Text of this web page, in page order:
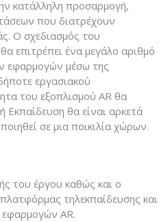
κατάλληλη προσαρμογή,
που διατρέχουν
Ο σχεδιασμός του
επιτρέπει ένα μεγάλο αριθμό
εφαρμογών μέσω της
εργασιακού
του εξοπλισμού AR θα
Εκπαίδευση θα είναι αρκετά
σε μια ποικιλία χώρων.
του έργου καθώς και ο
τηλεκπαίδευσης και
AR.